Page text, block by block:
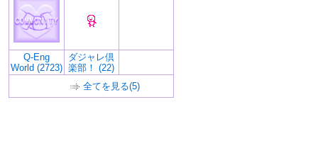
Q-Eng
World (2723)
ダジャレ倶
楽部！ (22)
全てを見る(5)